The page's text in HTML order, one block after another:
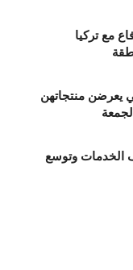
مع تركيا
يعرضن منتجاتهن
الخدمات وتوسع